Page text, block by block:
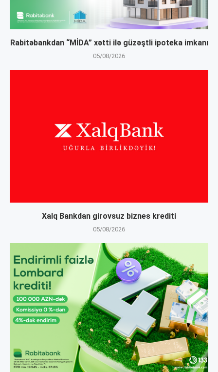
Rabitəbankdan “MİDA” xətti ilə güzəştli ipoteka imkanı
05/08/2026
Xalq Bankdan girovsuz biznes krediti
05/08/2026